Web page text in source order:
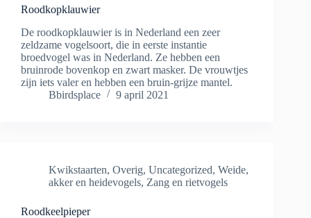
Roodkopklauwier
De roodkopklauwier is in Nederland een zeer
zeldzame vogelsoort, die in eerste instantie
broedvogel was in Nederland. Ze hebben een
bruinrode bovenkop en zwart masker. De vrouwtjes
zijn iets valer en hebben een bruin-grijze mantel.
Bbirdsplace
9 april 2021
Kwikstaarten, Overig, Uncategorized, Weide,
akker en heidevogels, Zang en rietvogels
Roodkeelpieper